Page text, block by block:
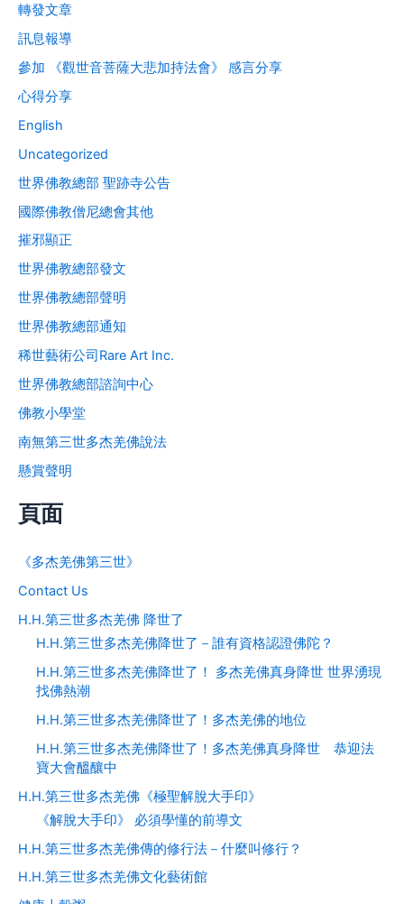
轉發文章
訊息報導
參加 《觀世音菩薩大悲加持法會》 感言分享
心得分享
English
Uncategorized
世界佛教總部 聖跡寺公告
國際佛教僧尼總會其他
摧邪顯正
世界佛教總部發文
世界佛教總部聲明
世界佛教總部通知
稀世藝術公司Rare Art Inc.
世界佛教總部諮詢中心
佛教小學堂
南無第三世多杰羌佛說法
懸賞聲明
頁面
《多杰羌佛第三世》
Contact Us
H.H.第三世多杰羌佛 降世了
H.H.第三世多杰羌佛降世了－誰有資格認證佛陀？
H.H.第三世多杰羌佛降世了！ 多杰羌佛真身降世 世界湧現
找佛熱潮
H.H.第三世多杰羌佛降世了！多杰羌佛的地位
H.H.第三世多杰羌佛降世了！多杰羌佛真身降世 恭迎法
寶大會醞釀中
H.H.第三世多杰羌佛《極聖解脫大手印》
《解脫大手印》 必須學懂的前導文
H.H.第三世多杰羌佛傳的修行法－什麼叫修行？
H.H.第三世多杰羌佛文化藝術館